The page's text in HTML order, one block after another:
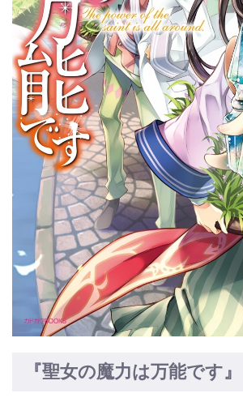
『聖女の魔力は万能です』